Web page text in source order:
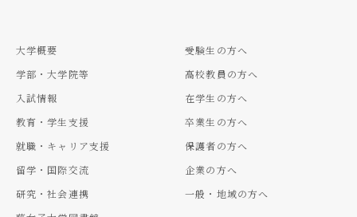
大学概要
学部・大学院等
入試情報
教育・学生支援
就職・キャリア支援
留学・国際交流
研究・社会連携
受験生の方へ
高校教員の方へ
在学生の方へ
卒業生の方へ
保護者の方へ
企業の方へ
一般・地域の方へ